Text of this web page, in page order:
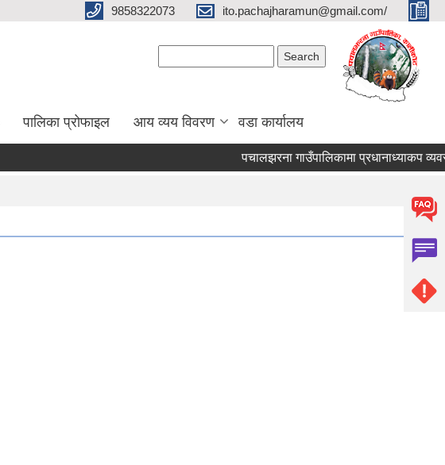
9858322073 ito.pachajharamun@gmail.com/
पालिका प्रोफाइल आय व्यय विवरण वडा कार्यालय
पचालझरना गाउँपालिकामा प्रधानाध्याकप